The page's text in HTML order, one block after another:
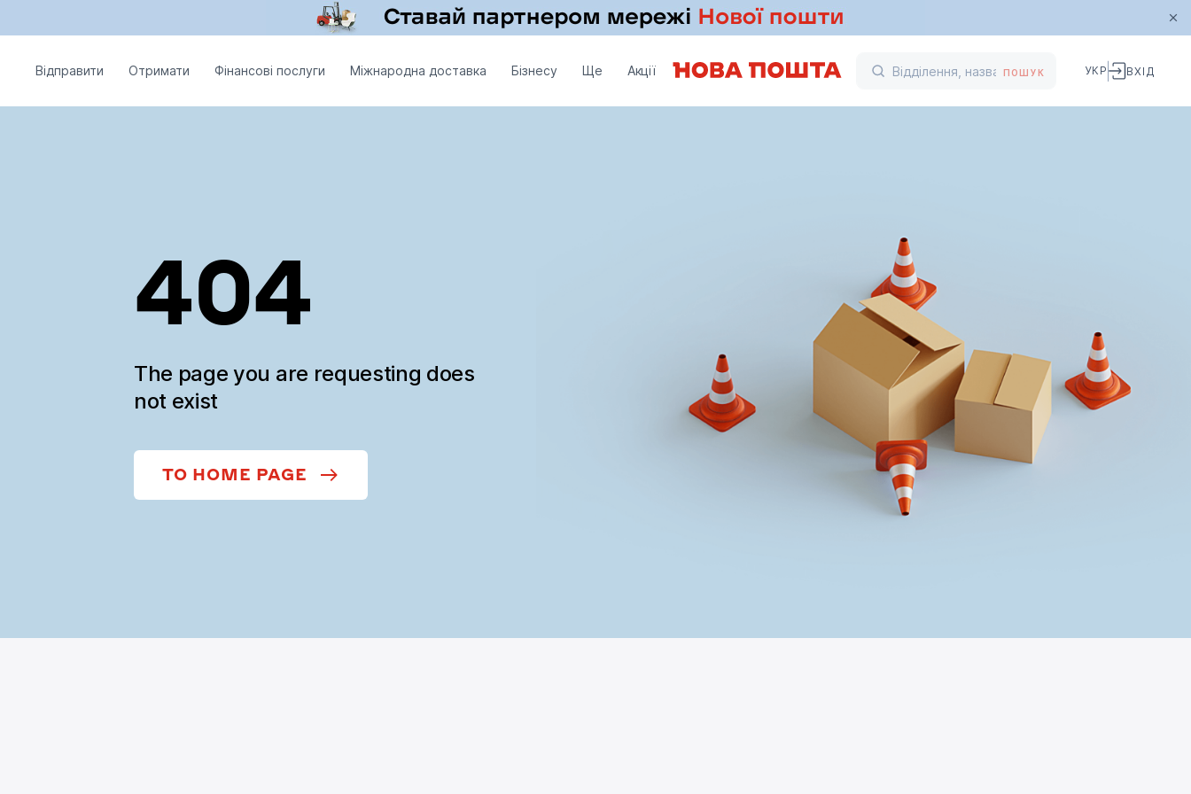
Відправити Отримати Фінансові послуги Міжнародна доставка Бізнесу Ще Акції ПОШУК УКР ВХІД
404
The page you are requesting does
not exist
TO HOME PAGE